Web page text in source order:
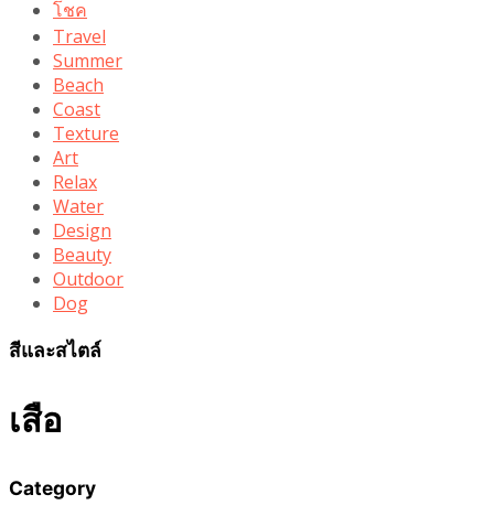
โชค
Travel
Summer
Beach
Coast
Texture
Art
Relax
Water
Design
Beauty
Outdoor
Dog
สีและสไตล์
เสือ
Category